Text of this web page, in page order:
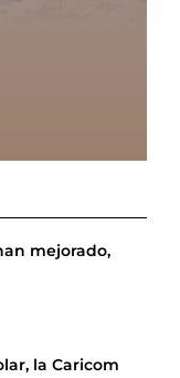
mejorado,
la Caricom